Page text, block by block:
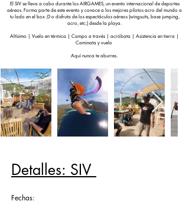
El SIV se lleva a cabo durante los AIRGAMES, un evento internacional de deportes
aéreos. Forma parte de este evento y conoce a los mejores pilotos acro del mundo a
tu lado en el box ;D o disfruta de los espectáculos aéreos (wingsuits, base jumping,
acro, etc.) desde la playa.
Altísimo | Vuelo en térmica | Campo a través | acróbata | Asistencia en tierra |
Caminata y vuelo
Aquí nunca te aburres.
Detalles: SIV
Fechas: